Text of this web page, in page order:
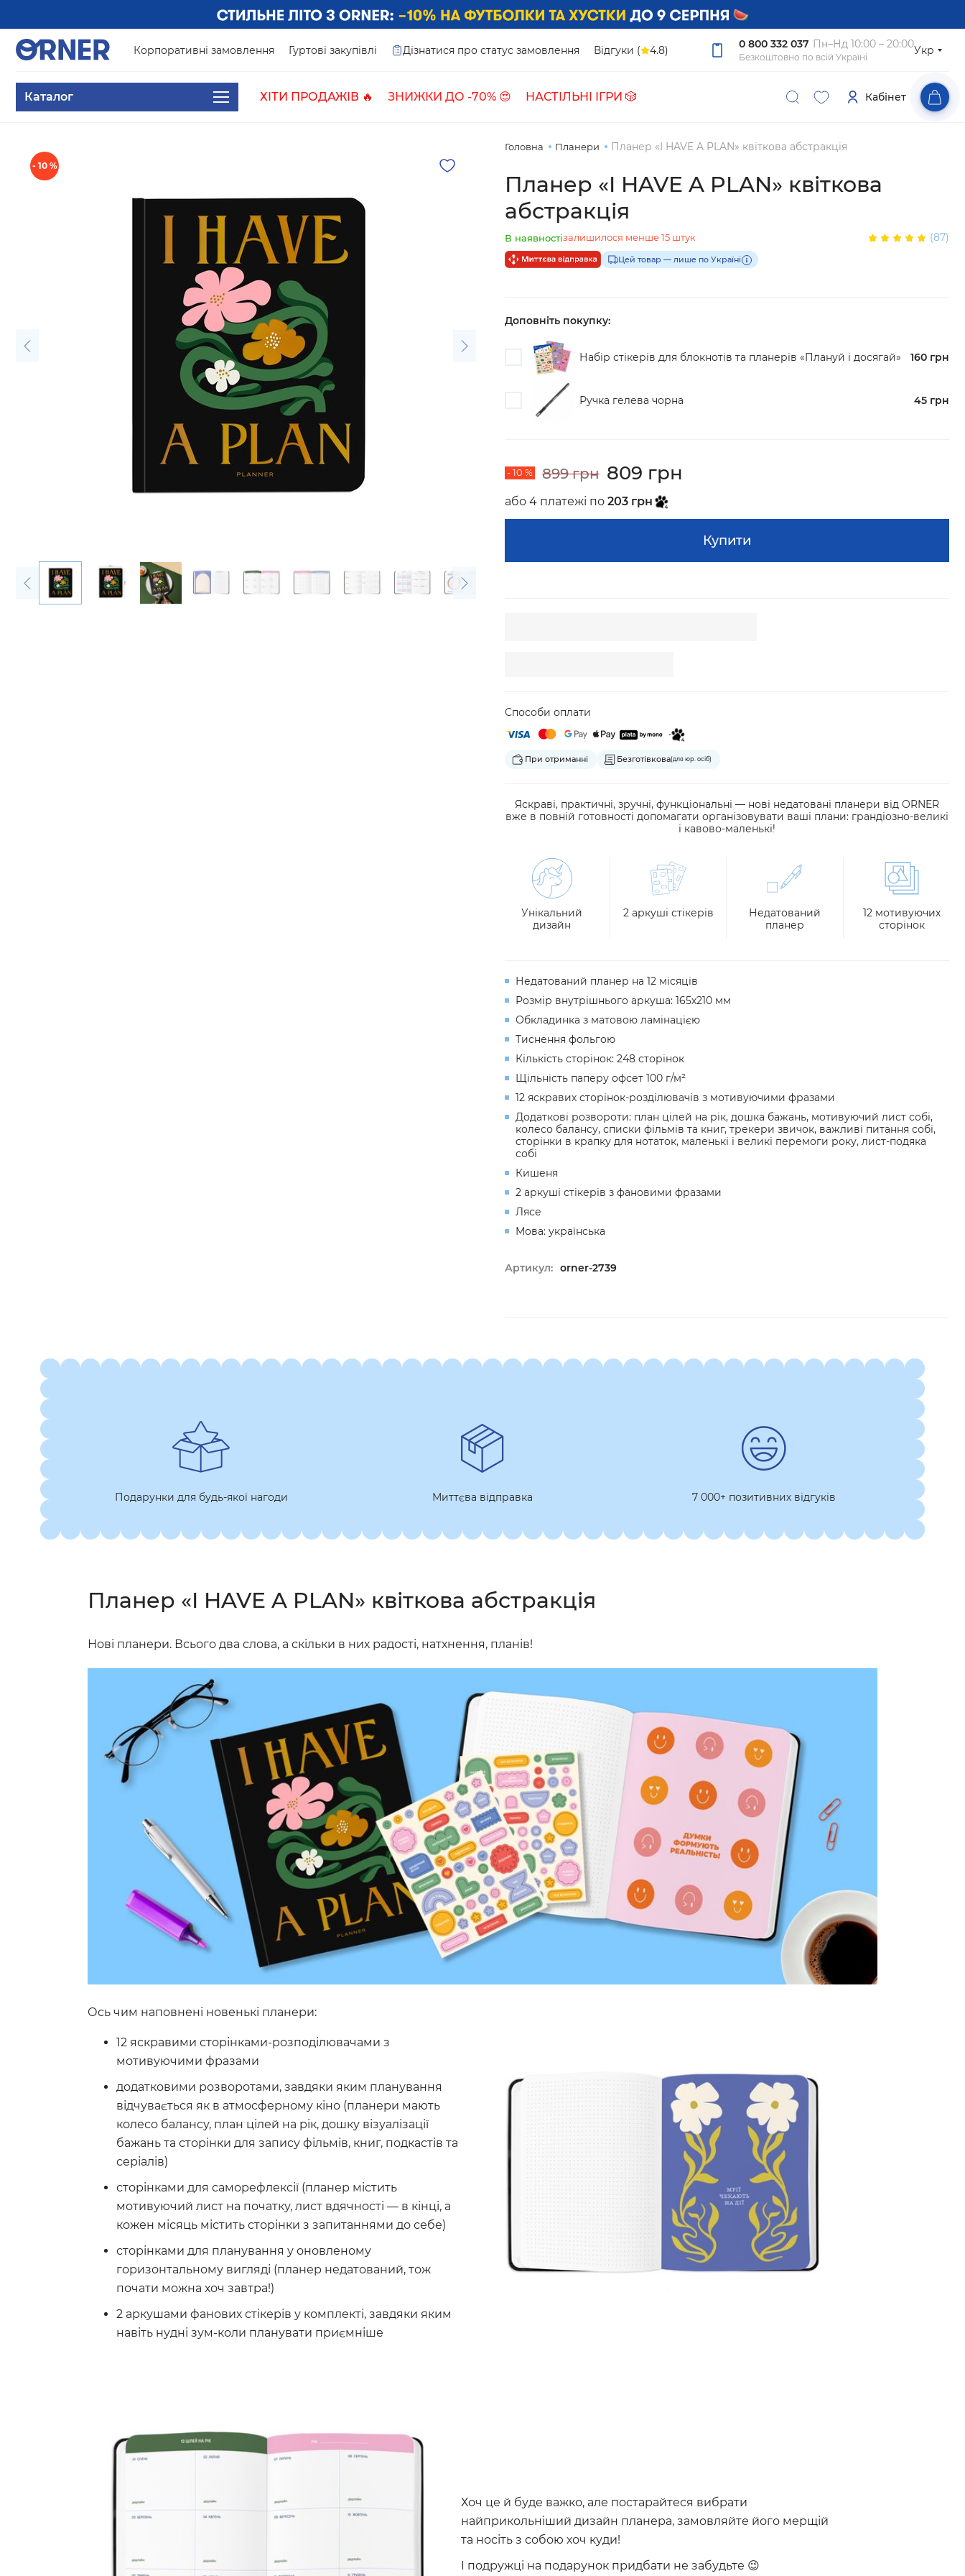
Корпоративні замовлення Гуртові закупівлі Дізнатися про статус замовлення Відгуки ( 4.8) 0 800 332 037 Пн–Нд 10:00 – 20:00
Безкоштовно по всій Україні
Укр
Каталог ХІТИ ПРОДАЖІВ 🔥 ЗНИЖКИ ДО -70% 😍 НАСТІЛЬНІ ІГРИ 🎲 Кабінет
- 10 %
Головна Планери Планер «I HAVE A PLAN» квіткова абстракція
Планер «I HAVE A PLAN» квіткова
абстракція
В наявностізалишилося менше 15 штук (87)
Цей товар — лише по Україні
Доповніть покупку:
Набір стікерів для блокнотів та планерів «Плануй і досягай» 160 грн
Ручка гелева чорна 45 грн
- 10 % 899 грн 809 грн
або 4 платежі по 203 грн
Купити
Способи оплати
При отриманні Безготівкова(для юр. осіб)
Яскраві, практичні, зручні, функціональні — нові недатовані планери від ORNER
вже в повній готовності допомагати організовувати ваші плани: грандіозно-великі
і кавово-маленькі!
Унікальний
дизайн
2 аркуші стікерів
Недатований
планер
12 мотивуючих
сторінок
Недатований планер на 12 місяців
Розмір внутрішнього аркуша: 165х210 мм
Обкладинка з матовою ламінацією
Тиснення фольгою
Кількість сторінок: 248 сторінок
Щільність паперу офсет 100 г/м²
12 яскравих сторінок-розділювачів з мотивуючими фразами
Додаткові розвороти: план цілей на рік, дошка бажань, мотивуючий лист собі,
колесо балансу, списки фільмів та книг, трекери звичок, важливі питання собі,
сторінки в крапку для нотаток, маленькі і великі перемоги року, лист-подяка
собі
Кишеня
2 аркуші стікерів з фановими фразами
Лясе
Мова: українська
Артикул: orner-2739
Подарунки для будь-якої нагоди Миттєва відправка 7 000+ позитивних відгуків
Планер «I HAVE A PLAN» квіткова абстракція
Нові планери. Всього два слова, а скільки в них радості, натхнення, планів!
Ось чим наповнені новенькі планери:
12 яскравими сторінками-розподілювачами з
мотивуючими фразами
додатковими розворотами, завдяки яким планування
відчувається як в атмосферному кіно (планери мають
колесо балансу, план цілей на рік, дошку візуалізації
бажань та сторінки для запису фільмів, книг, подкастів та
серіалів)
сторінками для саморефлексії (планер містить
мотивуючий лист на початку, лист вдячності — в кінці, а
кожен місяць містить сторінки з запитаннями до себе)
сторінками для планування у оновленому
горизонтальному вигляді (планер недатований, тож
почати можна хоч завтра!)
2 аркушами фанових стікерів у комплекті, завдяки яким
навіть нудні зум-коли планувати приємніше
Хоч це й буде важко, але постарайтеся вибрати
найприкольніший дизайн планера, замовляйте його мерщій
та носіть з собою хоч куди!
І подружці на подарунок придбати не забудьте 😉